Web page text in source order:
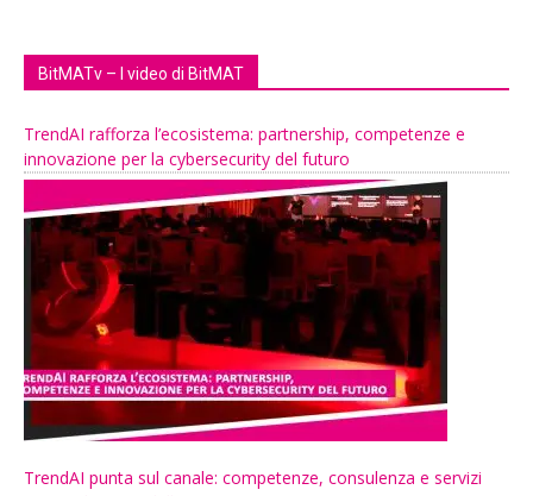
BitMATv – I video di BitMAT
TrendAI rafforza l’ecosistema: partnership, competenze e
innovazione per la cybersecurity del futuro
TrendAI punta sul canale: competenze, consulenza e servizi